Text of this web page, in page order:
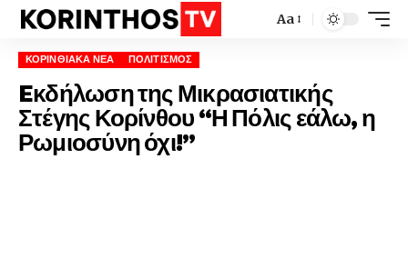
Aa
ΚΟΡΙΝΘΙΑΚΆ ΝΈΑ ΠΟΛΙΤΙΣΜΌΣ
Eκδήλωση της Μικρασιατικής
Στέγης Κορίνθου “Η Πόλις εάλω, η
Ρωμιοσύνη όχι!”